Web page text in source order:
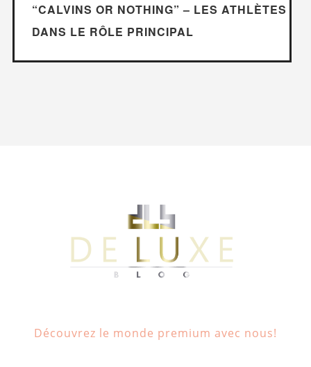
“CALVINS OR NOTHING” – LES ATHLÈTES
DANS LE RÔLE PRINCIPAL
Découvrez le monde premium avec nous!